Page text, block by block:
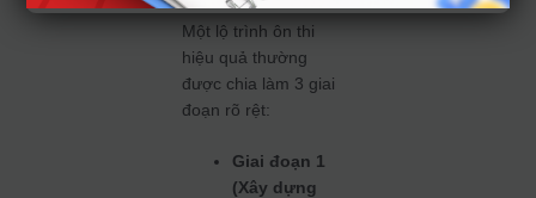
Một lộ trình ôn thi
hiệu quả thường
được chia làm 3 giai
đoạn rõ rệt:
Giai đoạn 1
(Xây dựng